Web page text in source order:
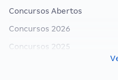
Concursos Abertos
Concursos 2026
Concursos 2025